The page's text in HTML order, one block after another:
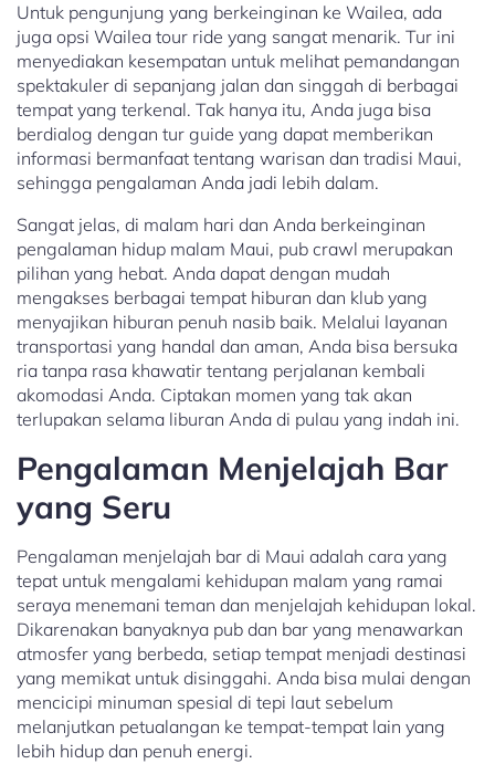
Untuk pengunjung yang berkeinginan ke Wailea, ada
juga opsi Wailea tour ride yang sangat menarik. Tur ini
menyediakan kesempatan untuk melihat pemandangan
spektakuler di sepanjang jalan dan singgah di berbagai
tempat yang terkenal. Tak hanya itu, Anda juga bisa
berdialog dengan tur guide yang dapat memberikan
informasi bermanfaat tentang warisan dan tradisi Maui,
sehingga pengalaman Anda jadi lebih dalam.
Sangat jelas, di malam hari dan Anda berkeinginan
pengalaman hidup malam Maui, pub crawl merupakan
pilihan yang hebat. Anda dapat dengan mudah
mengakses berbagai tempat hiburan dan klub yang
menyajikan hiburan penuh nasib baik. Melalui layanan
transportasi yang handal dan aman, Anda bisa bersuka
ria tanpa rasa khawatir tentang perjalanan kembali
akomodasi Anda. Ciptakan momen yang tak akan
terlupakan selama liburan Anda di pulau yang indah ini.
Pengalaman Menjelajah Bar
yang Seru
Pengalaman menjelajah bar di Maui adalah cara yang
tepat untuk mengalami kehidupan malam yang ramai
seraya menemani teman dan menjelajah kehidupan lokal.
Dikarenakan banyaknya pub dan bar yang menawarkan
atmosfer yang berbeda, setiap tempat menjadi destinasi
yang memikat untuk disinggahi. Anda bisa mulai dengan
mencicipi minuman spesial di tepi laut sebelum
melanjutkan petualangan ke tempat-tempat lain yang
lebih hidup dan penuh energi.